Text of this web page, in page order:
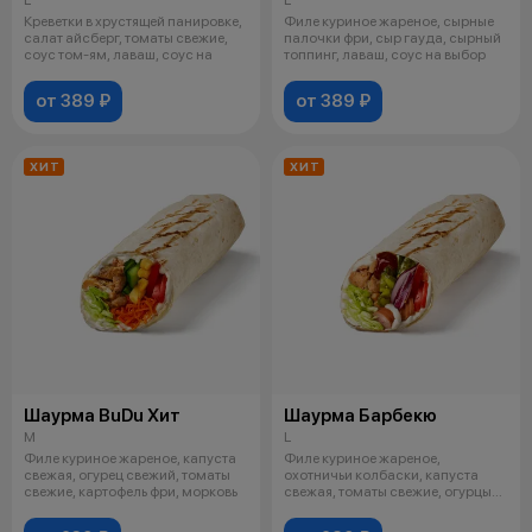
Креветки в хрустящей панировке,
салат айсберг, томаты свежие,
соус том-ям, лаваш, соус на
от 389 ₽
Филе куриное жареное, сырные
палочки фри, сыр гауда, сырный
топпинг, лаваш, соус на выбор
от 389 ₽
ХИТ
Шаурма BuDu Хит
M
Филе куриное жареное, капуста
свежая, огурец свежий, томаты
свежие, картофель фри, морковь
ХИТ
Шаурма Барбекю
L
Филе куриное жареное,
охотничьи колбаски, капуста
свежая, томаты свежие, огурцы